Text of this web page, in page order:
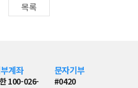
목록
계좌
100-026-
문자기부
#0420